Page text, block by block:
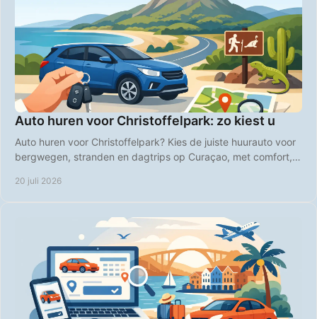
Auto huren voor Christoffelpark: zo kiest u
Auto huren voor Christoffelpark? Kies de juiste huurauto voor
bergwegen, stranden en dagtrips op Curaçao, met comfort,
20 juli 2026